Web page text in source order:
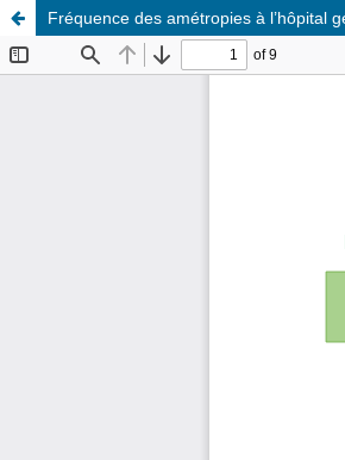
Fréquence des amétropies à l’hôpital